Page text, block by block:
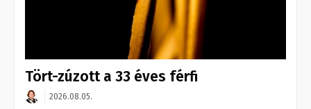
Tört-zúzott a 33 éves férfi
2026.08.05.